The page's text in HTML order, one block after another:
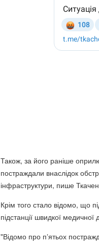
Також, за його раніше
постраждали внаслідок
інфраструктури, пише
Крім того стало відомо, що
підстанції швидкої
"Відомо про пʼятьох